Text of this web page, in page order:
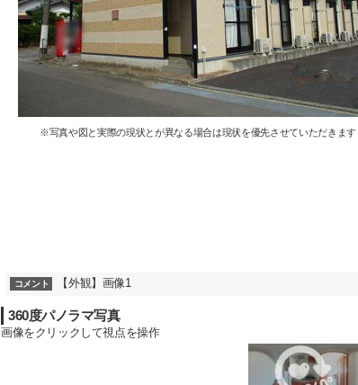
※写真や図と実際の現状とが異なる場合は現状を優先させていただきます
コメント 【外観】画像1
360度パノラマ写真
画像をクリックして視点を操作